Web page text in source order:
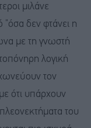
μιλάνε
δεν φτάνει η
με τη γνωστή
λογική
τον
ότι υπάρχουν
του